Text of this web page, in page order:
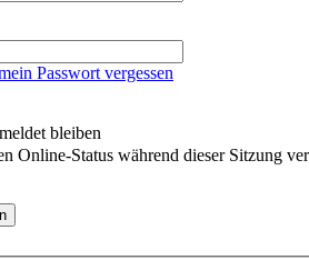
Passwort vergessen
bleiben
Online-Status während dieser Sitzung